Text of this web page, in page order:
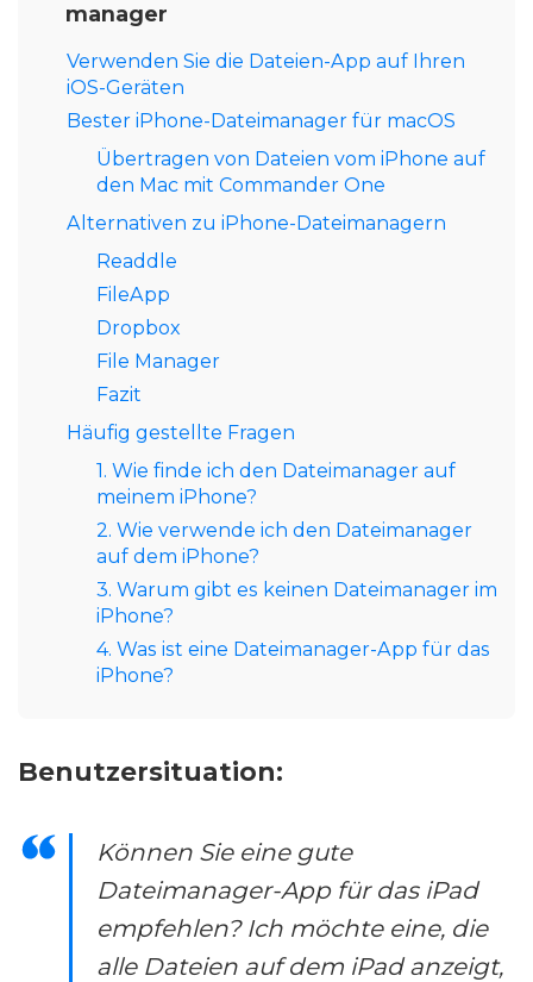
manager
Verwenden Sie die Dateien-App auf Ihren
iOS-Geräten
Bester iPhone-Dateimanager für macOS
Übertragen von Dateien vom iPhone auf
den Mac mit Commander One
Alternativen zu iPhone-Dateimanagern
Readdle
FileApp
Dropbox
File Manager
Fazit
Häufig gestellte Fragen
1. Wie finde ich den Dateimanager auf
meinem iPhone?
2. Wie verwende ich den Dateimanager
auf dem iPhone?
3. Warum gibt es keinen Dateimanager im
iPhone?
4. Was ist eine Dateimanager-App für das
iPhone?
Benutzersituation:
Können Sie eine gute
Dateimanager-App für das iPad
empfehlen? Ich möchte eine, die
alle Dateien auf dem iPad anzeigt,